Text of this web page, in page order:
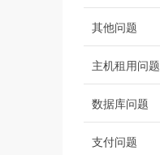
其他问题
主机租用问题
数据库问题
支付问题